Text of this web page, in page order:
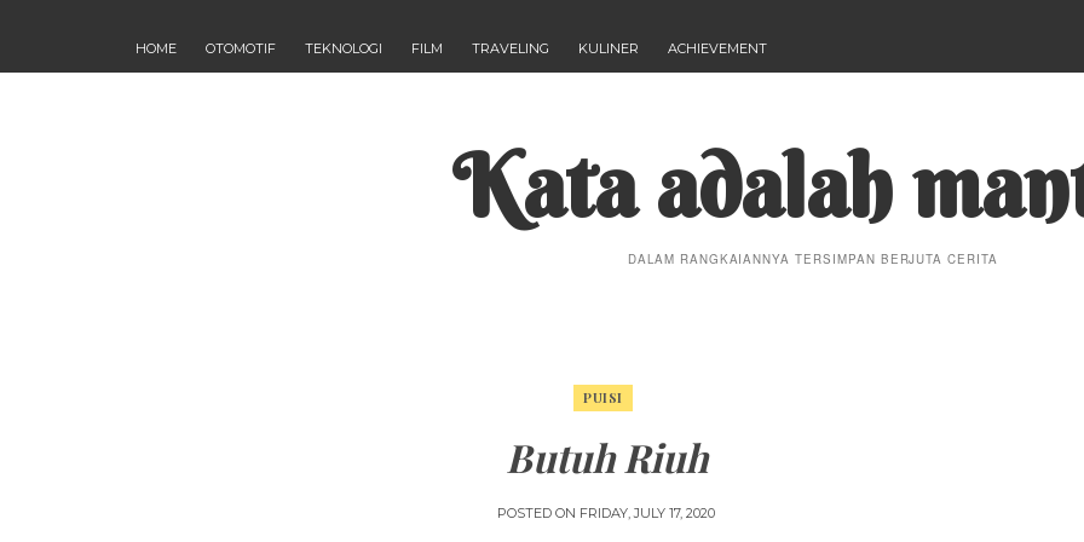
HOME OTOMOTIF TEKNOLOGI FILM TRAVELING KULINER ACHIEVEMENT
Kata adalah
DALAM RANGKAIANNYA TERSIMPAN BERJUTA CERITA
PUISI
Butuh Riuh
POSTED ON FRIDAY, JULY 17, 2020